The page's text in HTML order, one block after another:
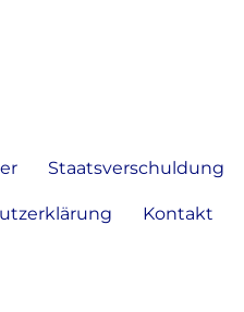
Staatsverschuldung
Kontakt